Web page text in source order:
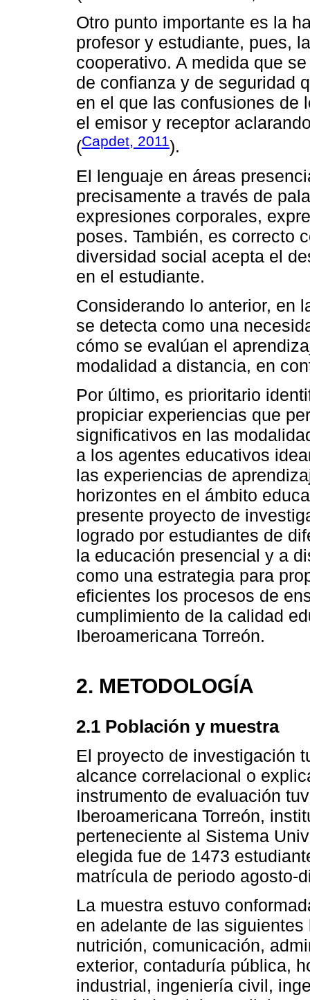
Otro punto importante es la
profesor y estudiante, pues,
cooperativo. A medida que
de confianza y de seguridad
en el que las confusiones de
el emisor y receptor
(Capdet, 2011).
El lenguaje en áreas
precisamente a través de
expresiones corporales,
poses. También, es correcto
diversidad social acepta el
en el estudiante.
Considerando lo anterior, en
se detecta como una
cómo se evalúan el
modalidad a distancia, en
Por último, es prioritario
propiciar experiencias que
significativos en las
a los agentes educativos
las experiencias de
horizontes en el ámbito
presente proyecto de
logrado por estudiantes de
la educación presencial y a
como una estrategia para
eficientes los procesos de
cumplimiento de la calidad
Iberoamericana Torreón.
2. METODOLOGÍA
2.1 Población y muestra
El proyecto de investigación
alcance correlacional o
instrumento de evaluación
Iberoamericana Torreón,
perteneciente al Sistema
elegida fue de 1473
matrícula de periodo agosto-
La muestra estuvo
en adelante de las
nutrición, comunicación,
exterior, contaduría pública,
industrial, ingeniería civil,